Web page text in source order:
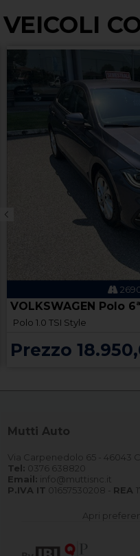
VEICOLI
VOLKSWAGEN Polo
Polo 1.0 TSI Style
Prezzo
Mutti Auto
Via Carpenedolo 65 - 46043
Tel: 0376 638820
Email: info@muttisnc.it
P.IVA IT 01657530208 - REA
Apri